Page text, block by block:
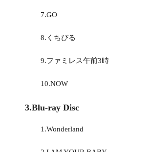
7.GO
8.くちびる
9.ファミレス午前3時
10.NOW
3.Blu-ray Disc
1.Wonderland